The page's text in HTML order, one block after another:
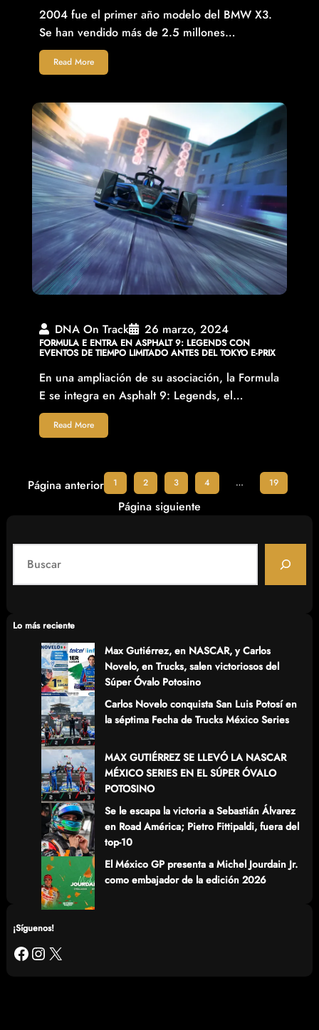
2004 fue el primer año modelo del BMW X3.
Se han vendido más de 2.5 millones…
Read More
DNA On Track 26 marzo, 2024
FORMULA E ENTRA EN ASPHALT 9: LEGENDS CON
EVENTOS DE TIEMPO LIMITADO ANTES DEL TOKYO E-PRIX
En una ampliación de su asociación, la Formula
E se integra en Asphalt 9: Legends, el…
Read More
Página anterior 1 2 3 4 … 19
Página siguiente
a
cLo más reciente
Max Gutiérrez, en NASCAR, y Carlos
Novelo, en Trucks, salen victoriosos del
Súper Óvalo Potosino
Carlos Novelo conquista San Luis Potosí en
la séptima Fecha de Trucks México Series
MAX GUTIÉRREZ SE LLEVÓ LA NASCAR
MÉXICO SERIES EN EL SÚPER ÓVALO
POTOSINO
Se le escapa la victoria a Sebastián Álvarez
en Road América; Pietro Fittipaldi, fuera del
top-10
El México GP presenta a Michel Jourdain Jr.
como embajador de la edición 2026
¡Síguenos!
Facebook Instagram X